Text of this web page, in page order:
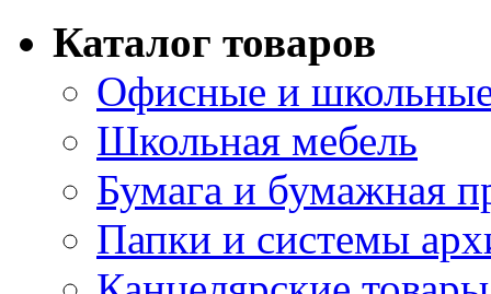
Каталог товаров
Офисные и
Школьная мебель
Бумага и бумажная
Папки и системы